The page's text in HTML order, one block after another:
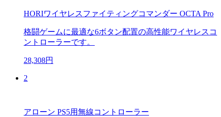
HORIワイヤレスファイティングコマンダー OCTA Pro
格闘ゲームに最適な6ボタン配置の高性能ワイヤレスコ
ントローラーです。
28,308円
2
アローン PS5用無線コントローラー